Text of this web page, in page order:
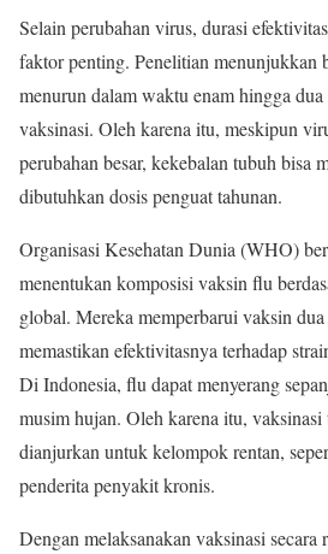
Selain perubahan virus, durasi
faktor penting. Penelitian menunjukkan
menurun dalam waktu enam hingga dua
vaksinasi. Oleh karena itu, meskipun
perubahan besar, kekebalan tubuh bisa
dibutuhkan dosis penguat tahunan.
Organisasi Kesehatan Dunia (WHO)
menentukan komposisi vaksin flu
global. Mereka memperbarui vaksin
memastikan efektivitasnya terhadap
Di Indonesia, flu dapat menyerang
musim hujan. Oleh karena itu, vaksinasi
dianjurkan untuk kelompok rentan,
penderita penyakit kronis.
Dengan melaksanakan vaksinasi